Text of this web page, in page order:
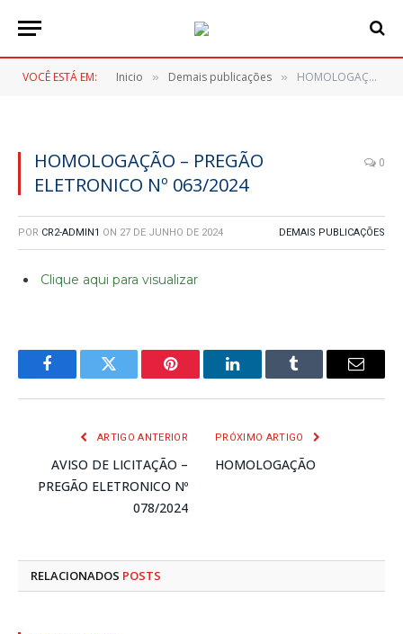
VOCÊ ESTÁ EM: Inicio » Demais publicações » HOMOLOGAÇÃO – PREGÃO ELETRONICO Nº 063/2024
HOMOLOGAÇÃO – PREGÃO
ELETRONICO Nº 063/2024
0
POR CR2-ADMIN1 ON 27 DE JUNHO DE 2024 DEMAIS PUBLICAÇÕES
Clique aqui para visualizar
FacebookTwitter Pinterest LinkedInTumblr
E-
ARTIGO ANTERIOR
AVISO DE LICITAÇÃO –
PREGÃO ELETRONICO Nº
078/2024
PRÓXIMO ARTIGO
HOMOLOGAÇÃO
RELACIONADOS POSTS